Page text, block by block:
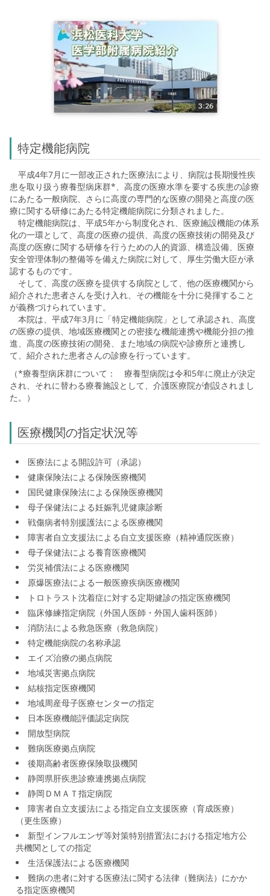
特定機能病院
平成4年7月に一部改正された医療法により、病院は長期慢性疾
患を取り扱う療養型病床群*、高度の医療水準を要する疾患の診療
にあたる一般病院、さらに高度の専門的な医療の開発と高度の医
療に関する研修にあたる特定機能病院に分類されました。
特定機能病院は、平成5年から制度化され、医療施設機能の体系
化の一環として、高度の医療の提供、高度の医療技術の開発及び
高度の医療に関する研修を行うための人的資源、構造設備、医療
安全管理体制の整備等を備えた病院に対して、厚生労働大臣が承
認するものです。
そして、高度の医療を提供する病院として、他の医療機関から
紹介された患者さんを受け入れ、その機能を十分に発揮すること
が義務づけられています。
本院は、平成7年3月に「特定機能病院」として承認され、高度
の医療の提供、地域医療機関との密接な機能連携や機能分担の推
進、高度の医療技術の開発、また地域の病院や診療所と連携し
て、紹介された患者さんの診療を行っています。
（*療養型病床群について： 療養型病院は令和5年に廃止が決定
され、それに替わる療養施設として、介護医療院が創設されまし
た。）
医療機関の指定状況等
医療法による開設許可（承認）
健康保険法による保険医療機関
国民健康保険法による保険医療機関
母子保健法による妊娠乳児健康診断
戦傷病者特別援護法による医療機関
障害者自立支援法による自立支援医療（精神通院医療）
母子保健法による養育医療機関
労災補償法による医療機関
原爆医療法による一般医療疾病医療機関
トロトラスト沈着症に対する定期健診の指定医療機関
臨床修練指定病院（外国人医師・外国人歯科医師）
消防法による救急医療（救急病院）
特定機能病院の名称承認
エイズ治療の拠点病院
地域災害拠点病院
結核指定医療機関
地域周産母子医療センターの指定
日本医療機能評価認定病院
開放型病院
難病医療拠点病院
後期高齢者医療保険取扱機関
静岡県肝疾患診療連携拠点病院
静岡ＤＭＡＴ指定病院
障害者自立支援法による指定自立支援医療（育成医療）
（更生医療）
新型インフルエンザ等対策特別措置法における指定地方公
共機関としての指定
生活保護法による医療機関
難病の患者に対する医療法に関する法律（難病法）にかか
る指定医療機関